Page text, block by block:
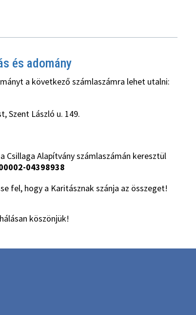
és adomány
a következő számlaszámra lehet utalni:
Szent László u. 149.
Csillaga Alapítvány számlaszámán keresztül
04398938
fel, hogy a Karitásznak szánja az összeget!
köszönjük!